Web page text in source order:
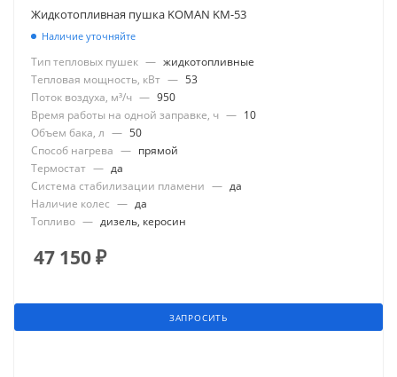
Жидкотопливная пушка KOMAN KM-53
Наличие уточняйте
Тип тепловых пушек — жидкотопливные
Тепловая мощность, кВт — 53
Поток воздуха, м³/ч — 950
Время работы на одной заправке, ч — 10
Объем бака, л — 50
Способ нагрева — прямой
Термостат — да
Система стабилизации пламени — да
Наличие колес — да
Топливо — дизель, керосин
47 150₽
ЗАПРОСИТЬ